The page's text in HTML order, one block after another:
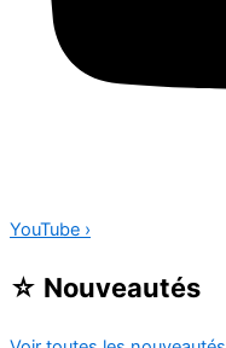
YouTube ›
☆ Nouveautés